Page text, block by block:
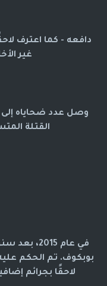
دافعه - كما اعترف
غير
القتلة
في عام
لاحقًا بجرائم